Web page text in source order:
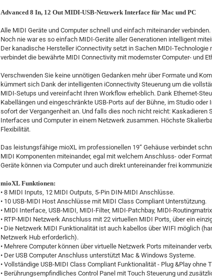
Advanced 8 In, 12 Out MIDI-USB-Netzwerk Interface für Mac und PC
Alle MIDI Geräte und Computer schnell und einfach miteinander verbinden.
Noch nie war es so einfach MIDI-Geräte aller Generationen intelligent
Der kanadische Hersteller iConnectivity setzt in Sachen MIDI-Technologie
verbindet die bewährte MIDI Connectivity mit modernster Computer- und
Verschwenden Sie keine unnötigen Gedanken mehr über Formate und
kümmert sich Dank der intelligenten iConnectivity Steuerung um die
MIDI-Setups und vereinfacht Ihren Workflow erheblich. Dank Ethernet-
Kabellängen und eingeschränkte USB-Ports auf der Bühne, im Studio
sofort der Vergangenheit an. Und falls dies noch nicht reicht: Kaskadieren
Interfaces und Computer in einem Netzwerk zusammen. Höchste
Flexibilität.
Das leistungsfähige mioXL im professionellen 19“ Gehäuse verbindet
MIDI Komponenten miteinander, egal mit welchem Anschluss- oder
Geräte können via Computer und auch direkt untereinander frei
mioXL Funktionen:
• 8 MIDI Inputs, 12 MIDI Outputs, 5-Pin DIN-MIDI Anschlüsse.
• 10 USB-MIDI Host Anschlüsse mit MIDI Class Compliant Unterstützung.
• MIDI Interface, USB-MIDI, MIDI-Filter, MIDI-Patchbay, MIDI-
• RTP-MIDI Netzwerk Anschluss mit 22 virtuellen MIDI Ports, über ein
• Die Netzwerk MIDI Funktionalität ist auch kabellos über WIFI möglich
Netzwerk Hub erforderlich).
• Mehrere Computer können über virtuelle Netzwerk Ports miteinander
• Der USB Computer Anschluss unterstützt Mac & Windows Systeme.
• Vollständige USB-MIDI Class Compliant Funktionalität - Plug &Play ohne
• Berührungsempfindliches Control Panel mit Touch Steuerung und